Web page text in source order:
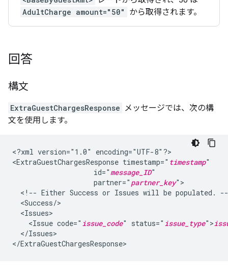
AdultCharge amount="50"
から取得されます。
回答
構文
ExtraGuestChargesResponse メッセージでは、次の構
文を使用します。
<?xml version="1.0"
encoding="UTF-8"?>
<ExtraGuestChargesResponse timestamp=" timestamp
id="message_ID
partner=" partner_key
<!-- Either Success or Issues will be populated.
<Issue code=" issue_code" status=" issue_type">
</Issues>